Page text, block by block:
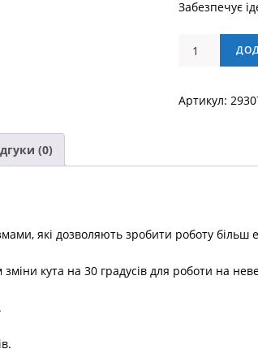
Забезпечує
Стяжка
вікон
кількість
Артикул:
(0)
які дозволяють зробити роботу більш
кута на 30 градусів для роботи на